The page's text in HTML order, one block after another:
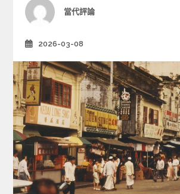
i
e
Author
當代評論
2026-03-08